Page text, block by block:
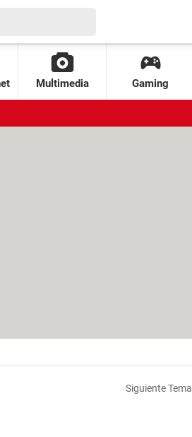
Multimedia Gaming
Siguiente Tema